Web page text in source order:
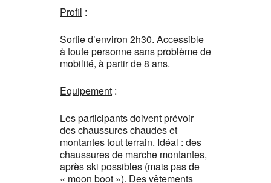
Profil :
Sortie d’environ 2h30. Accessible
à toute personne sans problème de
mobilité, à partir de 8 ans.
Equipement :
Les participants doivent prévoir
des chaussures chaudes et
montantes tout terrain. Idéal : des
chaussures de marche montantes,
après ski possibles (mais pas de
« moon boot »). Des vêtements